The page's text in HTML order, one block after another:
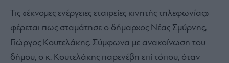
Τις «έκνομες ενέργειες εταιρείες κινητής τηλεφωνίας»
φέρεται πως σταμάτησε ο δήμαρχος Νέας Σμύρνης,
Γιώργος Κουτελάκης. Σύμφωνα με ανακοίνωση του
δήμου, ο κ. Κουτελάκης παρενέβη επί τόπου, όταν